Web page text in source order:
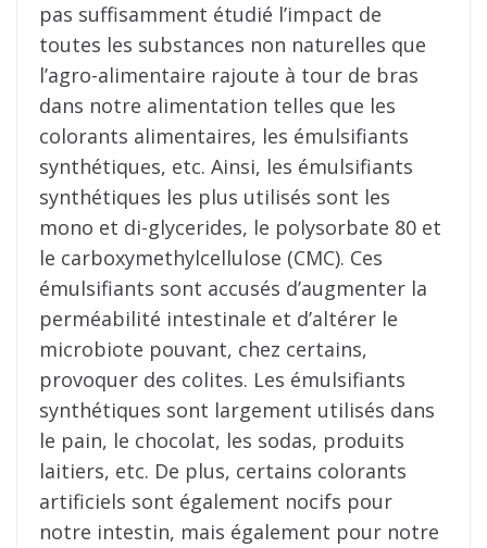
pas suffisamment étudié l’impact de
toutes les substances non naturelles que
l’agro-alimentaire rajoute à tour de bras
dans notre alimentation telles que les
colorants alimentaires, les émulsifiants
synthétiques, etc. Ainsi, les émulsifiants
synthétiques les plus utilisés sont les
mono et di-glycerides, le polysorbate 80 et
le carboxymethylcellulose (CMC). Ces
émulsifiants sont accusés d’augmenter la
perméabilité intestinale et d’altérer le
microbiote pouvant, chez certains,
provoquer des colites. Les émulsifiants
synthétiques sont largement utilisés dans
le pain, le chocolat, les sodas, produits
laitiers, etc. De plus, certains colorants
artificiels sont également nocifs pour
notre intestin, mais également pour notre